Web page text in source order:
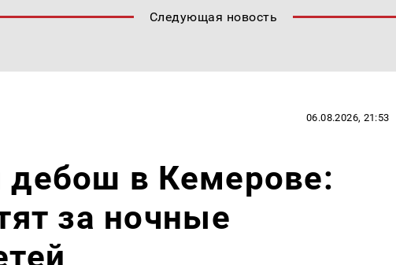
Следующая новость
06.08.2026, 21:53
в Кемерове:
за ночные